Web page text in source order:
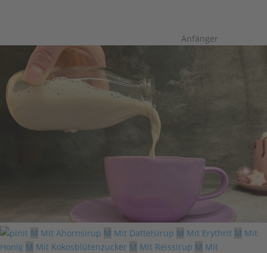
Anfänger
M Mit Ahornsirup M Mit Dattelsirup M Mit Erythrit M Mit
Honig M Mit Kokosblütenzucker M Mit Reissirup M Mit